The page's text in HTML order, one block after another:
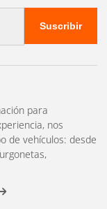
Suscribir
para
nos
de vehículos: desde